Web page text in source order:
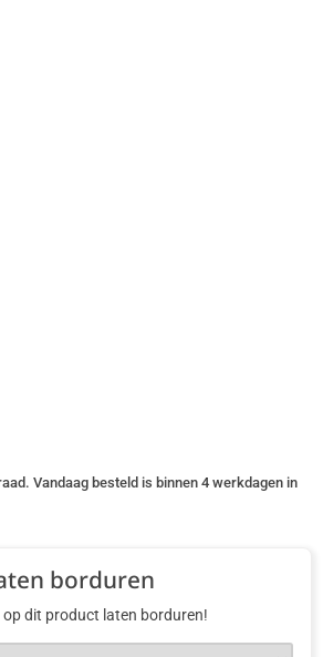
Vandaag besteld is binnen 4 werkdagen in
borduren
dit product laten borduren!